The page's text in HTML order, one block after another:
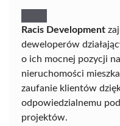
Racis Development
deweloperów
o ich mocnej pozycji
nieruchomości
zaufanie klientów
odpowiedzialnemu
projektów.